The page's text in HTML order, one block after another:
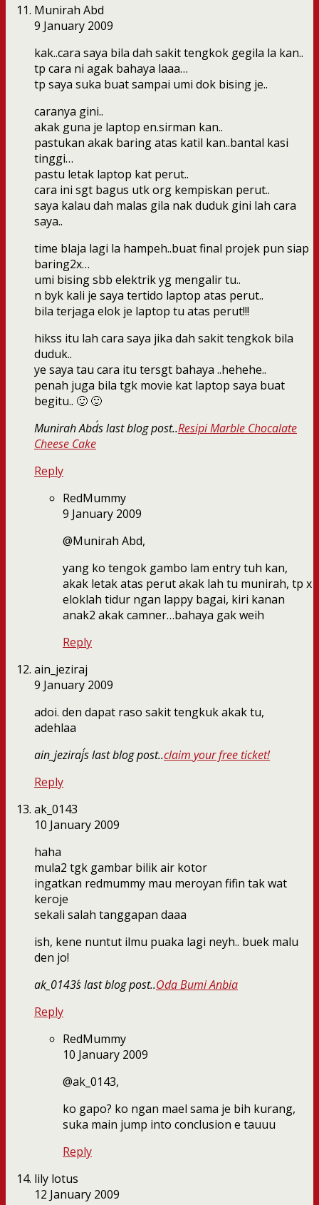
Munirah Abd
9 January 2009
kak..cara saya bila dah sakit tengkok gegila la kan..
tp cara ni agak bahaya laaa…
tp saya suka buat sampai umi dok bising je..
caranya gini..
akak guna je laptop en.sirman kan..
pastukan akak baring atas katil kan..bantal kasi
tinggi…
pastu letak laptop kat perut..
cara ini sgt bagus utk org kempiskan perut..
saya kalau dah malas gila nak duduk gini lah cara
saya..
time blaja lagi la hampeh..buat final projek pun siap
baring2x…
umi bising sbb elektrik yg mengalir tu..
n byk kali je saya tertido laptop atas perut..
bila terjaga elok je laptop tu atas perut!!!
hikss itu lah cara saya jika dah sakit tengkok bila
duduk..
ye saya tau cara itu tersgt bahaya ..hehehe..
penah juga bila tgk movie kat laptop saya buat
begitu.. 🙂 🙂
Munirah Abd´s last blog post..Resipi Marble Chocalate
Cheese Cake
Reply
RedMummy
9 January 2009
@Munirah Abd,
yang ko tengok gambo lam entry tuh kan,
akak letak atas perut akak lah tu munirah, tp x
eloklah tidur ngan lappy bagai, kiri kanan
anak2 akak camner…bahaya gak weih
Reply
ain_jeziraj
9 January 2009
adoi. den dapat raso sakit tengkuk akak tu,
adehlaa
ain_jeziraj´s last blog post..claim your free ticket!
Reply
ak_0143
10 January 2009
haha
mula2 tgk gambar bilik air kotor
ingatkan redmummy mau meroyan fifin tak wat
keroje
sekali salah tanggapan daaa
ish, kene nuntut ilmu puaka lagi neyh.. buek malu
den jo!
ak_0143´s last blog post..Oda Bumi Anbia
Reply
RedMummy
10 January 2009
@ak_0143,
ko gapo? ko ngan mael sama je bih kurang,
suka main jump into conclusion e tauuu
Reply
lily lotus
12 January 2009